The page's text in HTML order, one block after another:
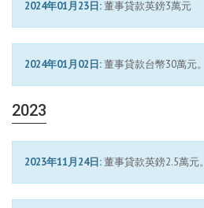
2024年01月23日:董事貸款英鎊3萬元
2024年01月02日:董事貸款台幣30萬元。
2023
2023年11月24日:董事貸款英鎊2.5萬元。